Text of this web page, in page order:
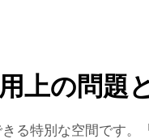
上の問題
る特別な空間です